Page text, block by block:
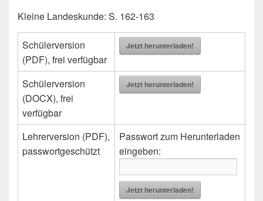
Kleine Landeskunde: S. 162-163
Schülerversion
(PDF), frei verfügbar
Jetzt herunterladen!
Schülerversion
(DOCX), frei
verfügbar
Jetzt herunterladen!
Lehrerversion (PDF),
passwortgeschützt
Passwort zum Herunterladen
eingeben:
Jetzt herunterladen!